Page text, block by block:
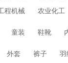
程机械 农业化工
童装 鞋靴
外套 裤子 羽